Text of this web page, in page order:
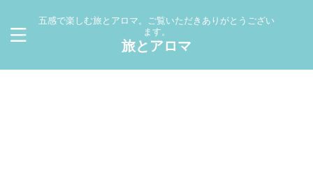
五感で楽しむ旅とアロマ。ご覧いただきありがとうござい
ます。
旅とアロマ